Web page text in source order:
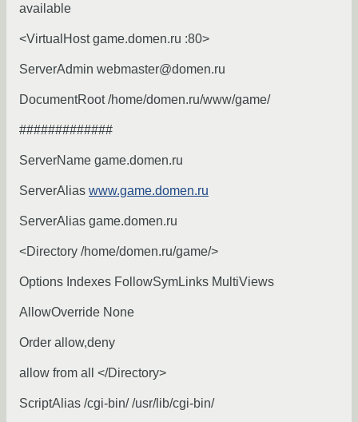
available
<VirtualHost game.domen.ru :80>
ServerAdmin webmaster@domen.ru
DocumentRoot /home/domen.ru/www/game/
#############
ServerName game.domen.ru
ServerAlias www.game.domen.ru
ServerAlias game.domen.ru
<Directory /home/domen.ru/game/>
Options Indexes FollowSymLinks MultiViews
AllowOverride None
Order allow,deny
allow from all </Directory>
ScriptAlias /cgi-bin/ /usr/lib/cgi-bin/